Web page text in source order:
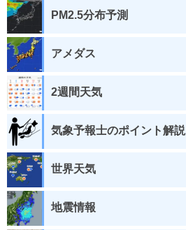
PM2.5分布予測
アメダス
2週間天気
気象予報士のポイント解説
世界天気
地震情報